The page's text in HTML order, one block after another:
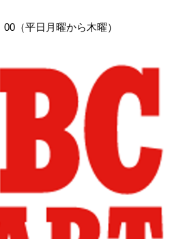
（平日月曜から木曜）